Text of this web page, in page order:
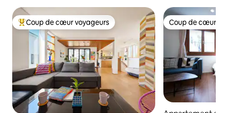
Coups de cœur voyageurs les plus appréciés
Coup de cœur voyageurs Coup de cœur
Coup de cœur